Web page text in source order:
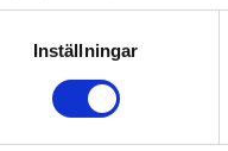
aktivt skanna den för
uppgifter behandlas
helst från cookie-
Inställningar